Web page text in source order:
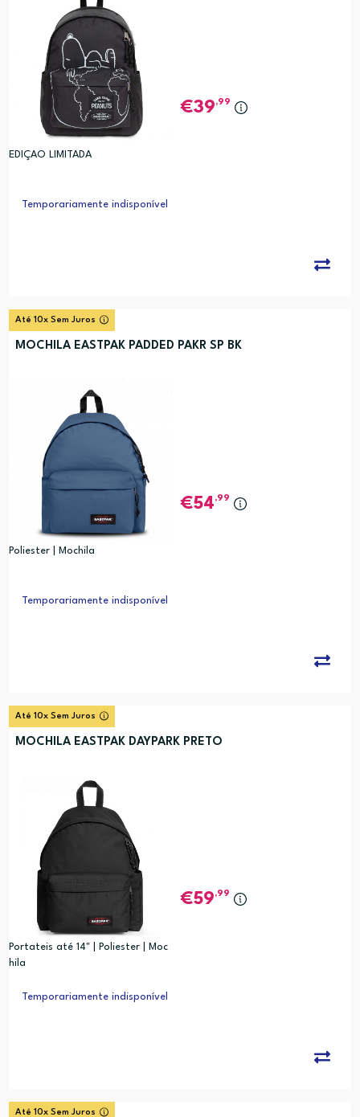
EDIÇAO LIMITADA
39,99
Temporariamente indisponível
Até 10x Sem Juros
MOCHILA EASTPAK PADDED PAKR SP BK
Poliester | Mochila
54,99
Temporariamente indisponível
Até 10x Sem Juros
MOCHILA EASTPAK DAYPARK PRETO
Portateis até 14" | Poliester | Moc
hila
59,99
Temporariamente indisponível
Até 10x Sem Juros